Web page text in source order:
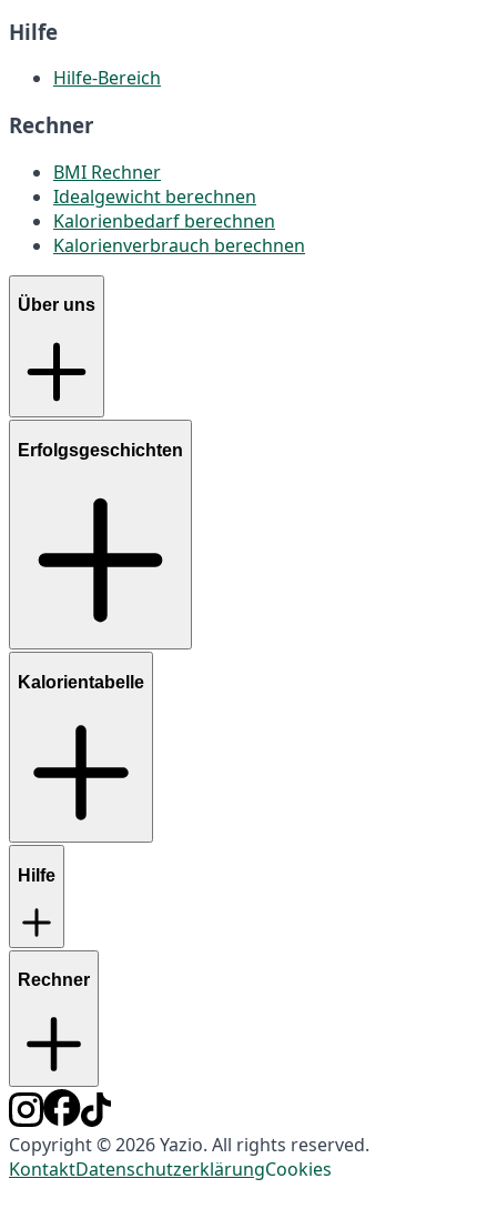
Hilfe
Hilfe-Bereich
Rechner
BMI Rechner
Idealgewicht berechnen
Kalorienbedarf berechnen
Kalorienverbrauch berechnen
Über uns
Erfolgsgeschichten
Kalorientabelle
Hilfe
Rechner
Copyright © 2026 Yazio. All rights reserved.
KontaktDatenschutzerklärungCookies